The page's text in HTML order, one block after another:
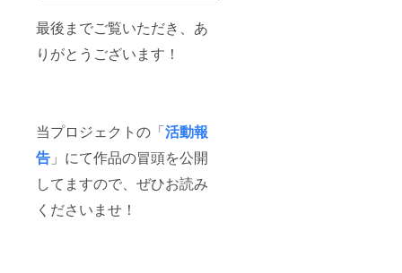
最後までご覧いただき、あ
りがとうございます！
当プロジェクトの「活動報
告 」にて作品の冒頭を公開
してますので、ぜひお読み
くださいませ！